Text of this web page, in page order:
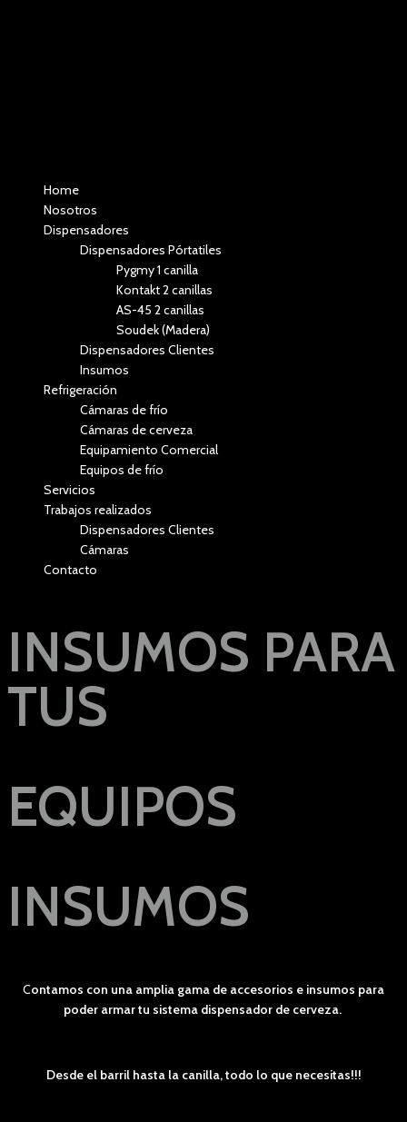
Home
Nosotros
Dispensadores
Dispensadores Pórtatiles
Pygmy 1 canilla
Kontakt 2 canillas
AS-45 2 canillas
Soudek (Madera)
Dispensadores Clientes
Insumos
Refrigeración
Cámaras de frío
Cámaras de cerveza
Equipamiento Comercial
Equipos de frío
Servicios
Trabajos realizados
Dispensadores Clientes
Cámaras
Contacto
INSUMOS PARA
TUS
EQUIPOS
INSUMOS
Contamos con una amplia gama de accesorios e insumos para
poder armar tu sistema dispensador de cerveza.
Desde el barril hasta la canilla, todo lo que necesitas!!!